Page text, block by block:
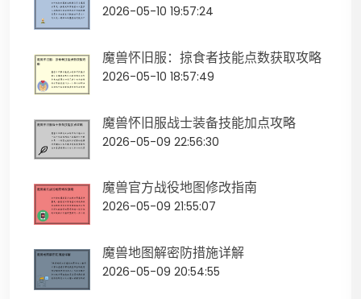
2026-05-10 19:57:24
魔兽怀旧服：掠食者技能点数获取攻略
2026-05-10 18:57:49
魔兽怀旧服战士装备技能加点攻略
2026-05-09 22:56:30
魔兽官方战役地图修改指南
2026-05-09 21:55:07
魔兽地图解密防措施详解
2026-05-09 20:54:55